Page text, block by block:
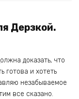
Дерзкой.
доказать, что
готова и хотеть
незабываемое
все сказано.